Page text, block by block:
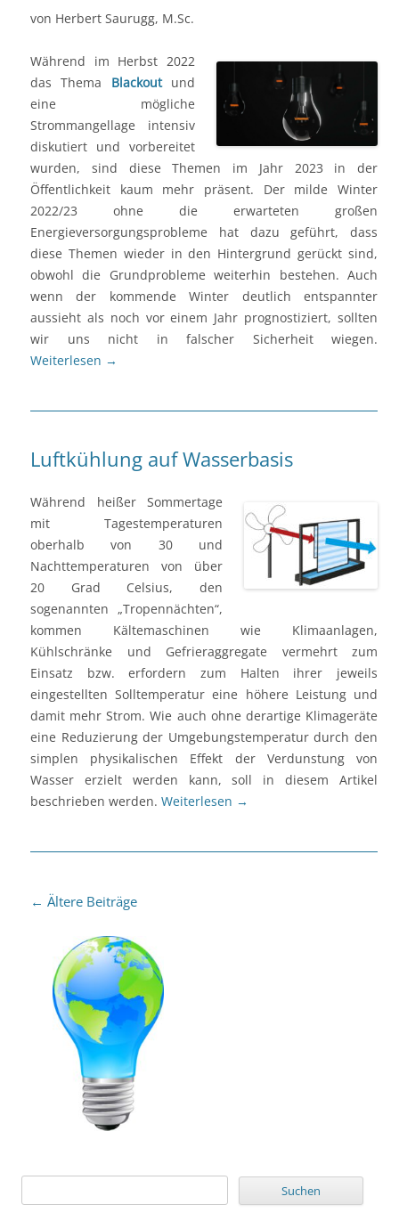
von Herbert Saurugg, M.Sc.
Während im Herbst 2022
das Thema Blackoutund
eine mögliche
Strommangellage intensiv
diskutiert und vorbereitet
wurden, sind diese Themen im Jahr 2023 in der
Öffentlichkeit kaum mehr präsent. Der milde Winter
2022/23 ohne die erwarteten großen
Energieversorgungsprobleme hat dazu geführt, dass
diese Themen wieder in den Hintergrund gerückt sind,
obwohl die Grundprobleme weiterhin bestehen. Auch
wenn der kommende Winter deutlich entspannter
aussieht als noch vor einem Jahr prognostiziert, sollten
wir uns nicht in falscher Sicherheit wiegen.
Weiterlesen →
Luftkühlung auf Wasserbasis
Während heißer Sommertage
mit Tagestemperaturen
oberhalb von 30 und
Nachttemperaturen von über
20 Grad Celsius, den
sogenannten „Tropennächten“,
kommen Kältemaschinen wie Klimaanlagen,
Kühlschränke und Gefrieraggregate vermehrt zum
Einsatz bzw. erfordern zum Halten ihrer jeweils
eingestellten Solltemperatur eine höhere Leistung und
damit mehr Strom. Wie auch ohne derartige Klimageräte
eine Reduzierung der Umgebungstemperatur durch den
simplen physikalischen Effekt der Verdunstung von
Wasser erzielt werden kann, soll in diesem Artikel
beschrieben werden. Weiterlesen →
Beitragsnavigation
← Ältere Beiträge
nach: